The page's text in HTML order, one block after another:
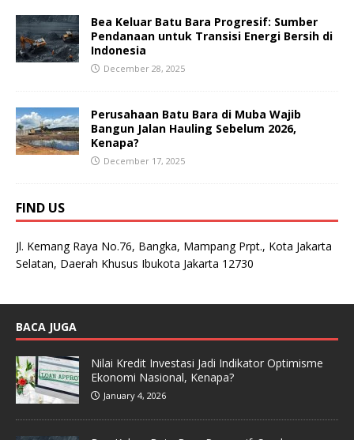
Bea Keluar Batu Bara Progresif: Sumber
Pendanaan untuk Transisi Energi Bersih di
Indonesia
December 28, 2025
Perusahaan Batu Bara di Muba Wajib
Bangun Jalan Hauling Sebelum 2026,
Kenapa?
December 17, 2025
FIND US
Jl. Kemang Raya No.76, Bangka, Mampang Prpt., Kota Jakarta
Selatan, Daerah Khusus Ibukota Jakarta 12730
BACA JUGA
Nilai Kredit Investasi Jadi Indikator Optimisme
Ekonomi Nasional, Kenapa?
January 4, 2026